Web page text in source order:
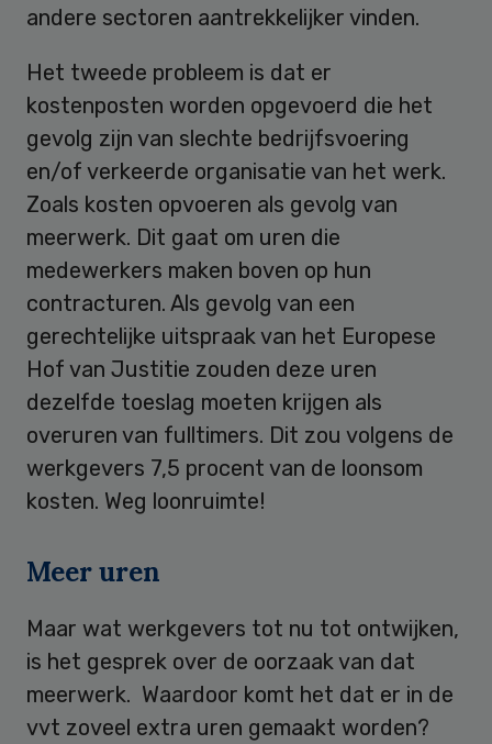
andere sectoren aantrekkelijker vinden.
Het tweede probleem is dat er
kostenposten worden opgevoerd die het
gevolg zijn van slechte bedrijfsvoering
en/of verkeerde organisatie van het werk.
Zoals kosten opvoeren als gevolg van
meerwerk. Dit gaat om uren die
medewerkers maken boven op hun
contracturen. Als gevolg van een
gerechtelijke uitspraak van het Europese
Hof van Justitie zouden deze uren
dezelfde toeslag moeten krijgen als
overuren van fulltimers. Dit zou volgens de
werkgevers 7,5 procent van de loonsom
kosten. Weg loonruimte!
Meer uren
Maar wat werkgevers tot nu tot ontwijken,
is het gesprek over de oorzaak van dat
meerwerk. Waardoor komt het dat er in de
vvt zoveel extra uren gemaakt worden?